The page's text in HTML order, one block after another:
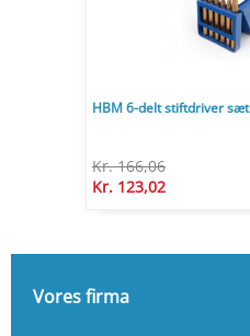
HBM 6-delt stiftdriver sæt
Kr. 166,06
Kr. 123,02
Vores firma